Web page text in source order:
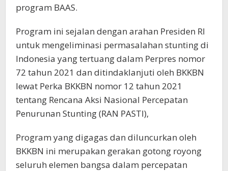
program BAAS.
Program ini sejalan dengan arahan Presiden RI
untuk mengeliminasi permasalahan stunting di
Indonesia yang tertuang dalam Perpres nomor
72 tahun 2021 dan ditindaklanjuti oleh BKKBN
lewat Perka BKKBN nomor 12 tahun 2021
tentang Rencana Aksi Nasional Percepatan
Penurunan Stunting (RAN PASTI),
Program yang digagas dan diluncurkan oleh
BKKBN ini merupakan gerakan gotong royong
seluruh elemen bangsa dalam percepatan